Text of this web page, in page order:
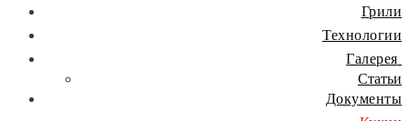
Грили
Технологии
Галерея
Статьи
Документы